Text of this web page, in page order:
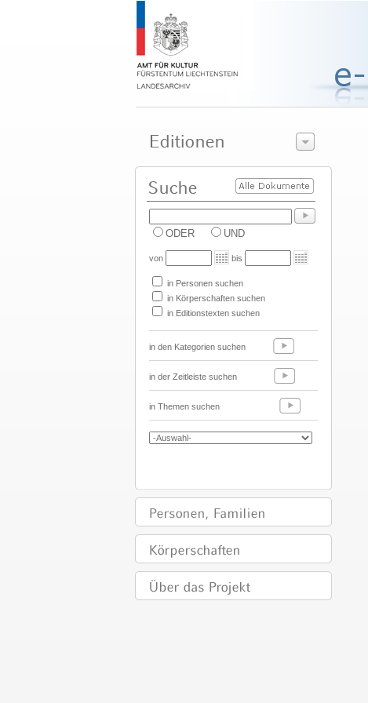
ODER UND
von bis
in Personen suchen
in Körperschaften suchen
in Editionstexten suchen
in den Kategorien suchen
in der Zeitleiste suchen
in Themen suchen